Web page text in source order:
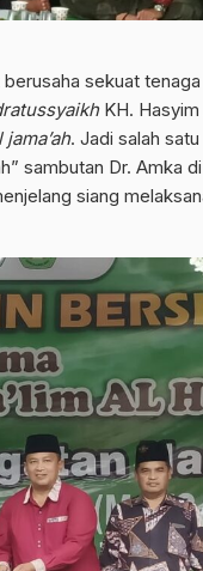
sekuat
KH. Hasyim
. Jadi salah
sambutan Dr. Amka
siang